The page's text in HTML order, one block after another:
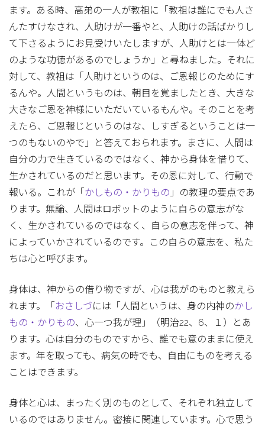
ます。ある時、高弟の一人が教祖に「教祖は誰にでも人さ
んたすけなされ、人助けが一番やと、人助けの話ばかりし
て下さるようにお見受けいたしますが、人助けとは一体ど
のような功徳があるのでしょうか」と尋ねました。それに
対して、教祖は「人助けというのは、ご恩報じのためにす
るんや。人間というものは、朝目を覚ましたとき、大きな
大きなご恩を神様にいただいているもんや。そのことを考
えたら、ご恩報じというのはな、しすぎるということは一
つのもないのやで」と答えておられます。まさに、人間は
自分の力で生きているのではなく、神から身体を借りて、
生かされているのだと思います。その恩に対して、行動で
報いる。これが「 かしもの・かりもの 」の教理の要点であ
ります。無論、人間はロボットのように自らの意志がな
く、生かされているのではなく、自らの意志を伴って、神
によっていかされているのです。この自らの意志を、私た
ちは心と呼びます。
身体は、神からの借り物ですが、心は我がのものと教えら
れます。「 おさしづには「人間というは、身の内神のかし
もの・かりもの、心一つ我が理」（明治22、6、１）とあ
ります。心は自分のものですから、誰でも意のままに使え
ます。年を取っても、病気の時でも、自由にものを考える
ことはできます。
身体と心は、まったく別のものとして、それぞれ独立して
いるのではありません。密接に関連しています。心で思う